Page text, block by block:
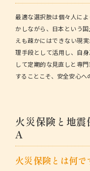
最適な選択肢は個々人に
かしながら、日本という
えも疎かにはできない現
理手段として活用し、自
して定期的な見直しと専
することこそ、安全安心へ
火災保険と地
A
火災保険とは何で